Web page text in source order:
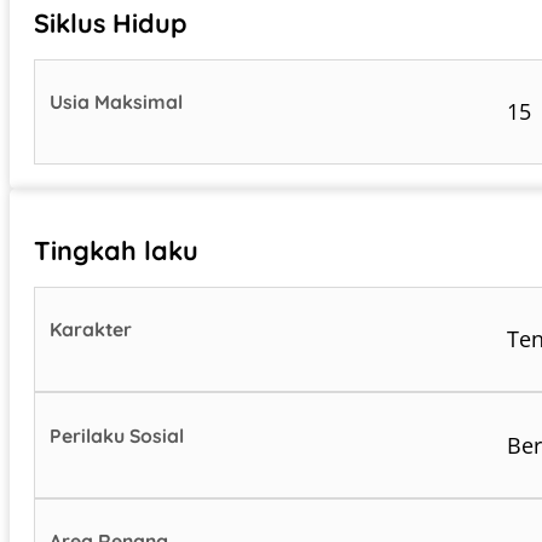
Siklus Hidup
Usia Maksimal 15
Tingkah laku
Karakter
Perilaku Sosial